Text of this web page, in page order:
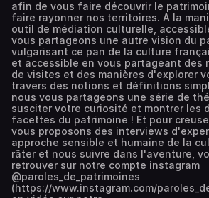
afin de vous faire découvrir le
faire rayonner nos territoires. A la
outil de médiation culturelle,
vous partageons une autre vision du
vulgarisant ce pan de la culture
et accessible en vous partageant des
de visites et des manières d'explorer
travers des notions et définitions
nous vous partageons une série de
susciter votre curiosité et montrer les
facettes du patrimoine ! Et pour
vous proposons des interviews
approche sensible et humaine de la
râter et nous suivre dans l'aventure,
retrouver sur notre compte instagram
@paroles_de_patrimoines
(https://www.instagram.com/